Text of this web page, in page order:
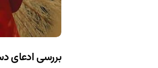
بررسی ادعای